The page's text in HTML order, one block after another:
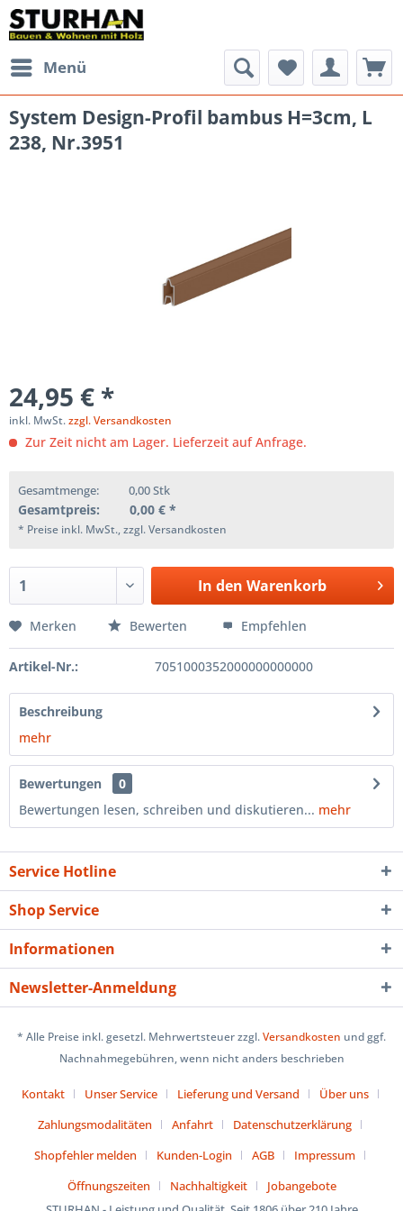
Menü
System Design-Profil bambus H=3cm, L
238, Nr.3951
24,95 € *
inkl. MwSt.zzgl. Versandkosten
Zur Zeit nicht am Lager. Lieferzeit auf Anfrage.
Gesamtmenge: 0,00Stk
Gesamtpreis: 0,00 € *
* Preise inkl. MwSt., zzgl. Versandkosten
In den Warenkorb
Merken Bewerten Empfehlen
Artikel-Nr.: 7051000352000000000000
Beschreibung
mehr
Bewertungen
0
Bewertungen lesen, schreiben und diskutieren... mehr
Service Hotline
Shop Service
Informationen
Newsletter-Anmeldung
* Alle Preise inkl. gesetzl. Mehrwertsteuer zzgl.Versandkosten und ggf.
Nachnahmegebühren, wenn nicht anders beschrieben
Kontakt Unser Service Lieferung und Versand
Über uns
Zahlungsmodalitäten
Anfahrt
Datenschutzerklärung
Shopfehler melden
Kunden-Login AGB
Impressum
Öffnungszeiten
Nachhaltigkeit
Jobangebote